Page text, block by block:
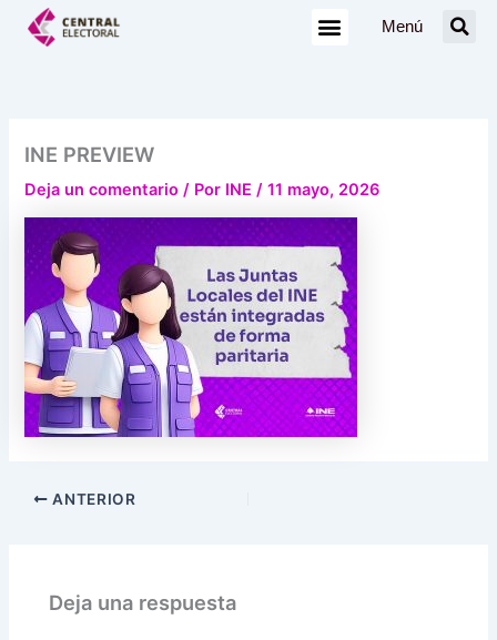
Menú
INE PREVIEW
Deja un comentario / Por INE/11 mayo, 2026
ANTERIOR
Deja una respuesta